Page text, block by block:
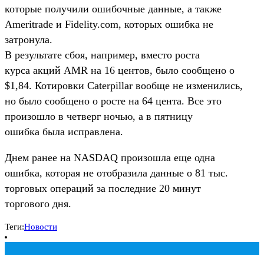
которые получили ошибочные данные, а также
Ameritrade и Fidelity.com, которых ошибка не
затронула.
В результате сбоя, например, вместо роста
курса акций AMR на 16 центов, было сообщено о
$1,84. Котировки Caterpillar вообще не изменились,
но было сообщено о росте на 64 цента. Все это
произошло в четверг ночью, а в пятницу
ошибка была исправлена.
Днем ранее на NASDAQ произошла еще одна
ошибка, которая не отобразила данные о 81 тыс.
торговых операций за последние 20 минут
торгового дня.
Теги:Новости